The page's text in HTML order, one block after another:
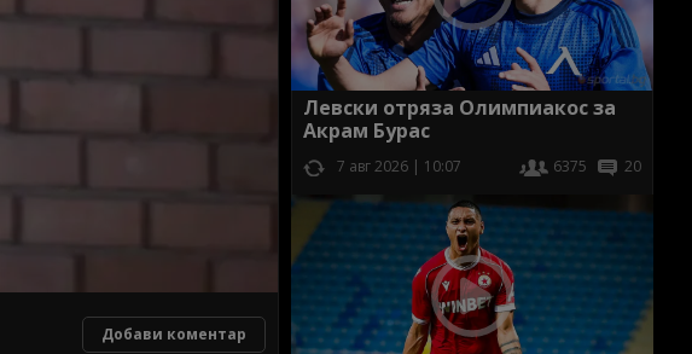
Добави коментар
Левски отряза Олимпиакос за
Акрам Бурас
7 авг 2026 | 10:07 6375 20